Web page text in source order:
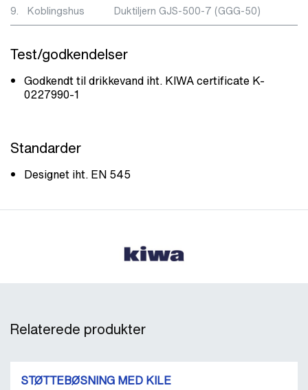
9.
Koblingshus Duktiljern GJS-500-7 (GGG-50)
Test/godkendelser
Godkendt til drikkevand iht. KIWA certificate K-
0227990-1
Standarder
Designet iht. EN 545
Relaterede produkter
STØTTEBØSNING MED KILE